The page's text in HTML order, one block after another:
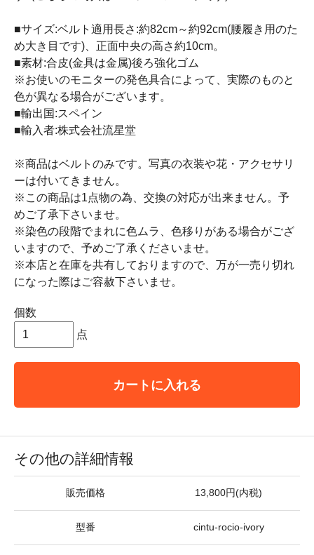
■サイズ:ベルト適用長さ:約82cm～約92cm(腰履き用のた
め大き目です)、正面中央の高さ約10cm。
■素材:合皮(金具は金属)後ろ強化ゴム
※お使いのモニターの発色具合によって、実際のものと
色が異なる場合がございます。
■輸出国:スペイン
■輸入者:株式会社流星堂
※商品はベルトのみです。写真の衣装や花・アクセサリ
ーは付いてきません。
※この商品は1点物の為、交換の対応が出来ません。予
めご了承下さいませ。
※染色の段階でまれに色ムラ、色移りがある場合がござ
いますので、予めご了承くださいませ。
※本店と在庫を共有しておりますので、万が一売り切れ
になった際はご容赦下さいませ。
個数
点
カートに入れる
その他の詳細情報
販売価格 13,800円(内税)
型番 cintu-rocio-ivory